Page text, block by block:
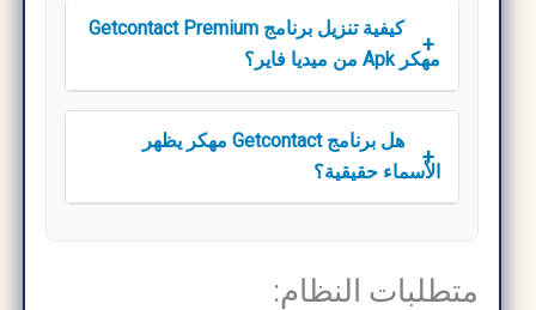
كيفية تنزيل برنامج Getcontact Premium
مهكر Apk من ميديا فاير؟
+
هل برنامج Getcontact مهكر يظهر
الأسماء حقيقية؟
+
متطلبات النظام: